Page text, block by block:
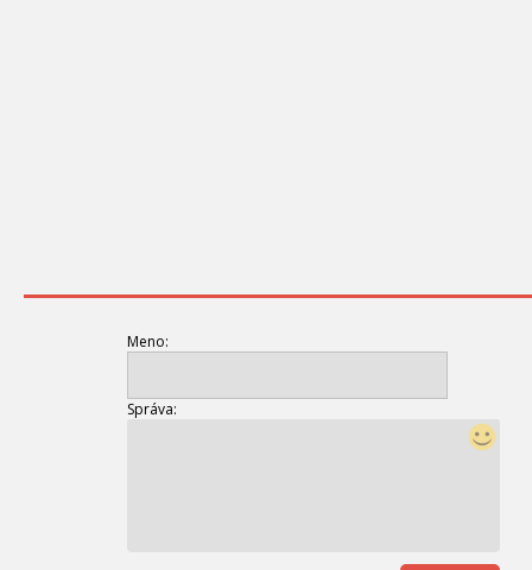
Meno:
Správa: